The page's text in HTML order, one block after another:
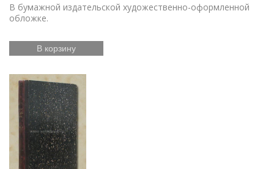
В бумажной издательской художественно-оформленной
обложке.
В корзину